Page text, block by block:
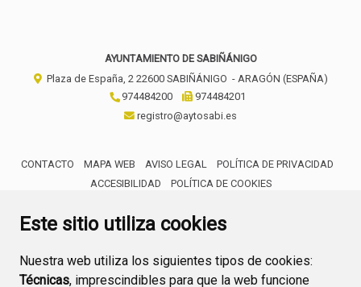
Este sitio utiliza cookies
Nuestra web utiliza los siguientes tipos de cookies:
Técnicas, imprescindibles para que la web funcione
AYUNTAMIENTO DE SABIÑÁNIGO
Plaza de España, 2 22600 SABIÑÁNIGO - ARAGÓN (ESPAÑA)
974484200
974484201
registro@aytosabi.es
CONTACTO MAPA WEB AVISO LEGAL
POLÍTICA DE PRIVACIDAD
ACCESIBILIDAD
POLÍTICA DE COOKIES